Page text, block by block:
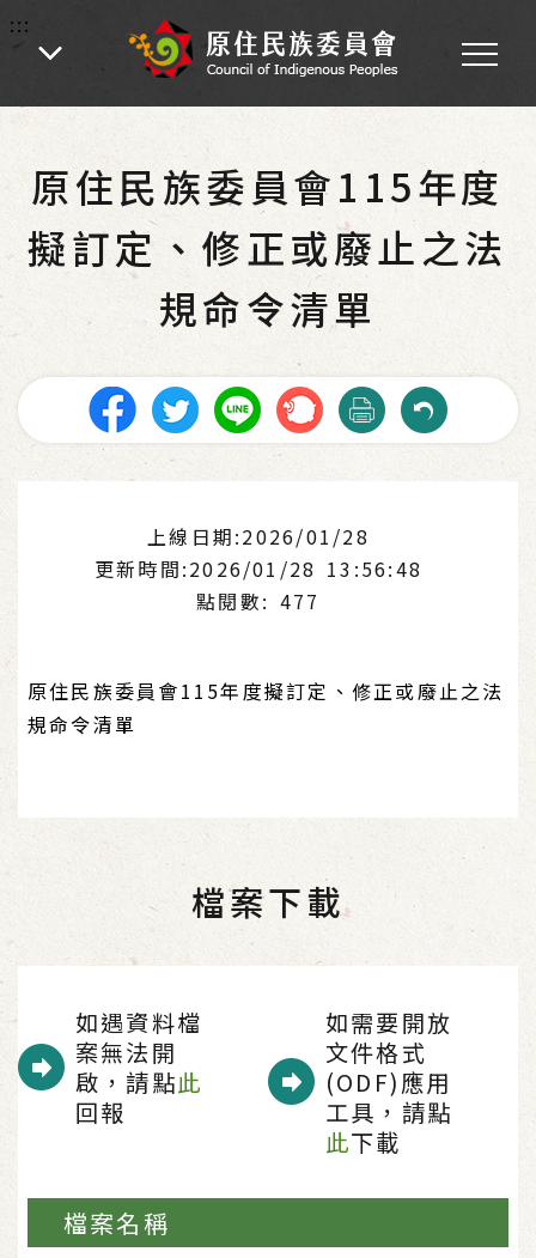
:::
:::
首頁 - 業務專區 -
法規命令草案年度立法計畫專區
原住民族委員會115年度
擬訂定、修正或廢止之法
規命令清單
上線日期:2026/01/28
更新時間:2026/01/28 13:56:48
點閱數: 477
原住民族委員會115年度擬訂定、修正或廢止之法
規命令清單
檔案下載
如遇資料檔
案無法開
啟，請點此
回報
如需要開放
文件格式
(ODF)應用
工具，請點
此下載
檔案名稱